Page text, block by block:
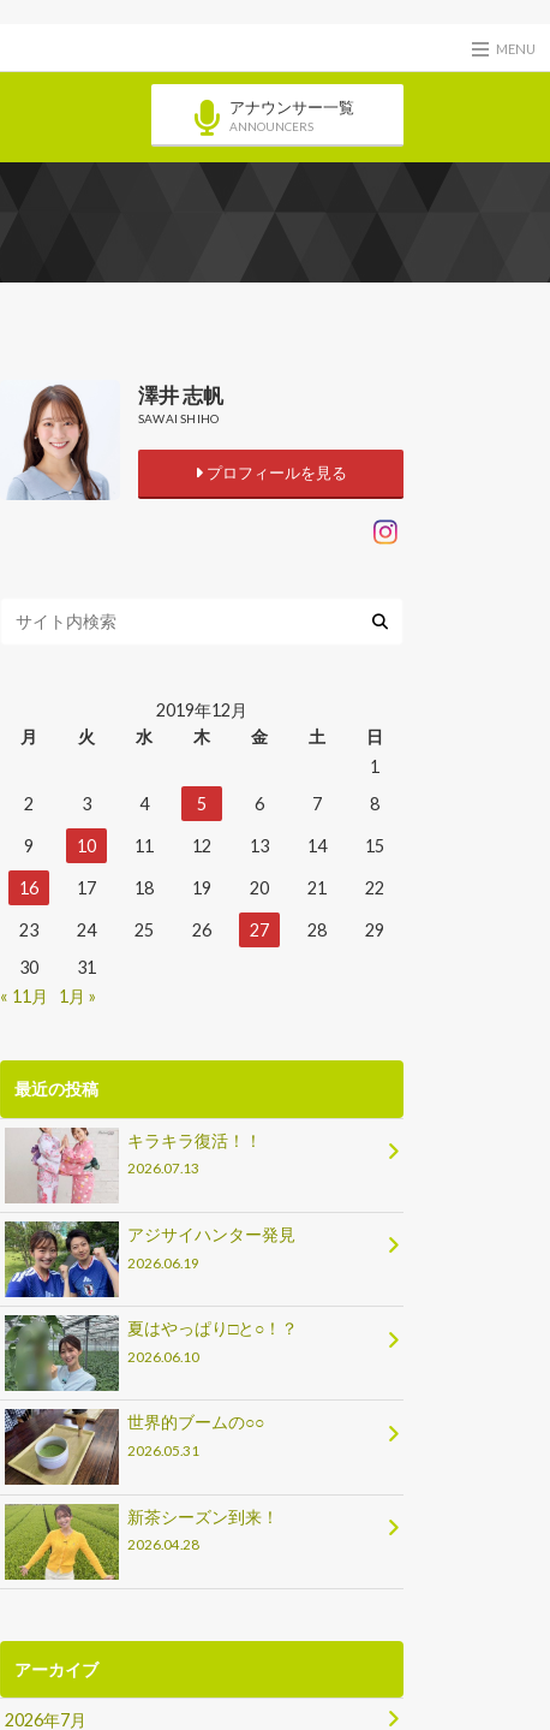
MENU
アナウンサー一覧
ANNOUNCERS
澤井 志帆
SAWAI SHIHO
プロフィールを見る
2019年12月
月
火 水 木 金 土
日
1
2
3 4 5 6 7 8
9 10 11 12 13 14 15
16 17 18 19 20 21 22
23 24 25 26 27 28
29
30
31
« 11月
1月 »
最近の投稿
キラキラ復活！！
2026.07.13
アジサイハンター発見
2026.06.19
夏はやっぱり□と○！？
2026.06.10
世界的ブームの○○
2026.05.31
新茶シーズン到来！
2026.04.28
アーカイブ
2026年7月